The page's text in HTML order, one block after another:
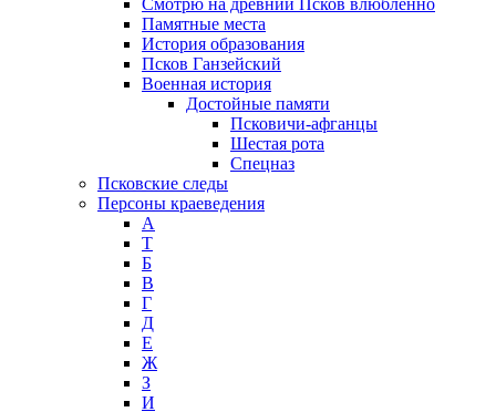
Смотрю на древний Псков влюблённо
Памятные места
История образования
Псков Ганзейский
Военная история
Достойные памяти
Псковичи-афганцы
Шестая рота
Спецназ
Псковские следы
Персоны краеведения
А
T
Б
В
Г
Д
Е
Ж
З
И